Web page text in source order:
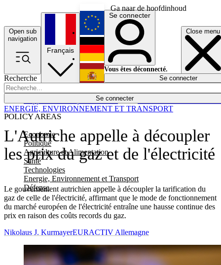
Ga naar de hoofdinhoud
Open sub
navigation
Close menu
Recherche
Se connecter
POLICY AREAS
Economie
Politique
Agriculture et Alimentation
Santé
Technologies
Energie, Environnement et Transport
Défense
Économie
Français
English
Deutsch
Español
Se connecter
Vous êtes déconnecté.
Se connecter
L'Autriche appelle à découpler
les prix du gaz et de l'électricité
Le gouvernement autrichien appelle à découpler la tarification du
gaz de celle de l'électricité, affirmant que le mode de fonctionnement
du marché européen de l'électricité entraîne une hausse continue des
prix en raison des coûts records du gaz.
ENERGIE, ENVIRONNEMENT ET TRANSPORT
Nikolaus J. KurmayerEURACTIV Allemagne